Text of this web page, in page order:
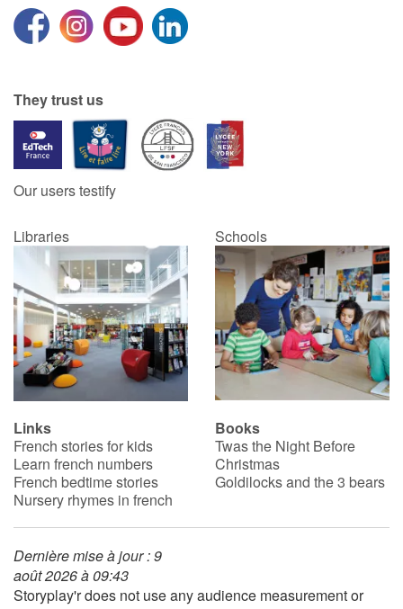
They trust us
Our users testify
Libraries Schools
Links
French stories for kids
Learn french numbers
French bedtime stories
Nursery rhymes in french
Books
Twas the Night Before
Christmas
Goldilocks and the 3 bears
Dernière mise à jour : 9
août 2026 à 09:43
Storyplay'r does not use any audience measurement or